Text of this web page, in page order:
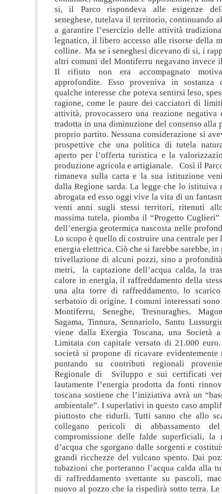
si, il Parco rispondeva alle esigenze
seneghese, tutelava il territorio, continuando
a garantire l’esercizio delle attività
legnatico, il libero accesso alle risorse della
colline. Ma se i seneghesi dicevano di si, i
altri comuni del Montiferru negavano invece
Il rifiuto non era accompagnato
approfondite. Esso proveniva in sostanza
qualche interesse che poteva sentirsi leso,
ragione, come le paure dei cacciatori di
attività, provocassero una reazione
tradotta in una diminuzione del consenso alla
proprio partito. Nessuna considerazione si
prospettive che una politica di tutela
aperto per l’offerta turistica e la
produzione agricola e artigianale. Così il
rimaneva sulla carta e la sua istituzione
dalla Regione sarda. La legge che lo istituiva
abrogata ed esso oggi vive la vita di un
venti anni sugli stessi territori, ritenuti
massima tutela, piomba il “Progetto
dell’energia geotermica nascosta nelle
Lo scopo è quello di costruire una centrale per
energia elettrica. Ciò che si farebbe sarebbe,
trivellazione di alcuni pozzi, sino a
metri, la captazione dell’acqua calda, la
calore in energia, il raffreddamento della
una alta torre di raffreddamento, lo scarico
serbatoio di origine. I comuni interessati
Montiferru, Seneghe, Tresnuraghes,
Sagama, Tinnura, Sennariolo, Santu
viene dalla Exergia Toscana, una Società a
Limitata con capitale versato di 21.000
società si propone di ricavare
puntando su contributi regionali
Regionale di Sviluppo e sui certificati
lautamente l’energia prodotta da fonti
toscana sostiene che l’iniziativa avrà un
ambientale”. I superlativi in questo caso
piuttosto che ridurli. Tutti sanno che allo
collegano pericoli di abbassamento
compromissione delle falde superficiali, la
d’acqua che sgorgano dalle sorgenti e
grandi ricchezze del vulcano spento. Dai
tubazioni che porteranno l’acqua calda alla
di raffreddamento svettante su pascoli,
nuovo al pozzo che la rispedirà sotto terra. Le